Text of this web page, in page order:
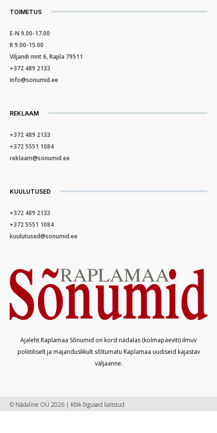
TOIMETUS
E-N 9.00-17.00
R 9.00-15.00
Viljandi mnt 6, Rapla 79511
+372 489 2133
info@sonumid.ee
REKLAAM
+372 489 2133
+372 5551 1084
reklaam@sonumid.ee
KUULUTUSED
+372 489 2133
+372 5551 1084
kuulutused@sonumid.ee
Ajaleht Raplamaa Sõnumid on kord nädalas (kolmapäeviti) ilmuv
poliitiliselt ja majanduslikult sõltumatu Raplamaa uudiseid kajastav
väljaanne.
© Nädaline OÜ 2026 | Kõik õigused kaitstud